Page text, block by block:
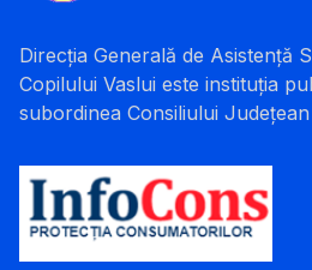
Direcția Generală de Asistență
Copilului Vaslui este instituția
subordinea Consiliului Județean